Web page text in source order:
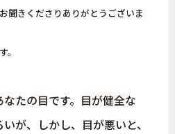
聞きくださりありがとうございま
なたの目です。目が健全な
が、しかし、目が悪いと、